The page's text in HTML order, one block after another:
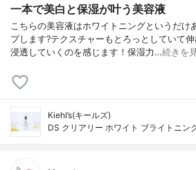
一本で美白と保湿が叶う美容液
こちらの美容液はホワイトニングというだけ
プします?テクスチャーもとろっとしていて
浸透していくのを感じます！保湿力…続きを
Kiehl’s(キールズ)
DS クリアリー ホワイト ブライトニン